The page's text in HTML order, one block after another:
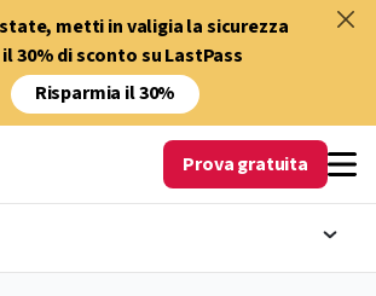
metti in valigia la sicurezza
30% di sconto su LastPass
Risparmia il 30%
Prova gratuita